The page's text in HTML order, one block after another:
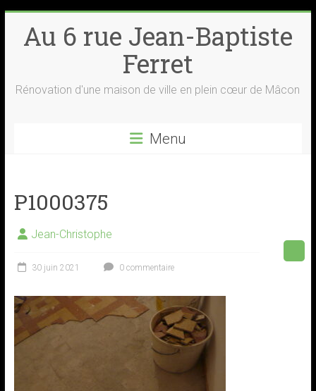
content
Au 6 rue Jean-Baptiste
Ferret
Rénovation d'une maison de ville en plein cœur de Mâcon
Menu
P1000375
Jean-Christophe
30 juin 2021 0 commentaire